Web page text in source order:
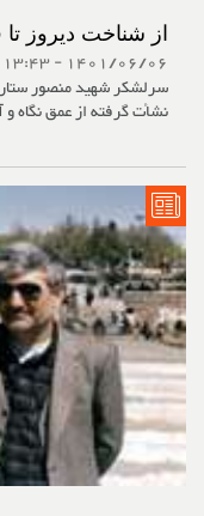
از شناخت دیروز تا
1401/06/06 - 13:43
سرلشکر شهید منصور
نشأت گرفته از عمق نگاه و